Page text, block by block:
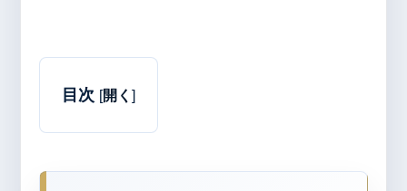
目次 [開く]